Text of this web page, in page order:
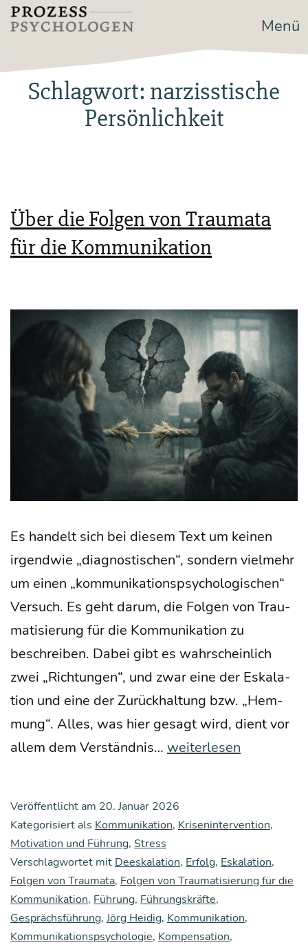
Zum
Inhalt
Prozesspsychologen Menü
Schlagwort: narzisstische
Persönlichkeit
Über die Folgen von Traumata
für die Kommunikation
Es han­delt sich bei die­sem Text um kei­nen
irgend­wie „dia­gnos­ti­schen“, son­dern viel­mehr
um einen „kom­mu­ni­ka­ti­ons­psy­cho­lo­gi­schen“
Ver­such. Es geht dar­um, die Fol­gen von Trau­
ma­ti­sie­rung für die Kom­mu­ni­ka­ti­on zu
beschrei­ben. Dabei gibt es wahr­schein­lich
zwei „Rich­tun­gen“, und zwar eine der Eska­la­
ti­on und eine der Zurück­hal­tung bzw. „Hem­
mung“. Alles, was hier gesagt wird, dient vor
allem dem Ver­ständ­nis… Über
gen
Trau­
ma­
ta
für
weiterlesen
Veröffentlicht am 20. Januar 2026
Kategorisiert als Kommunikation, Krisenintervention,
Motivation und Führung, Stress
Verschlagwortet mitDeeskalation, Erfolg, Eskalation,
Folgen von Traumata, Folgen von Traumatisierung für die
Kommunikation, Führung, Führungskräfte,
Gesprächsführung, Jörg Heidig, Kommunikation,
Kommunikationspsychologie, Kompensation,